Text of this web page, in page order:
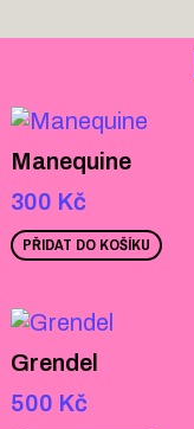
Manequine
300 Kč
PŘIDAT DO KOŠÍKU
Grendel
500 Kč